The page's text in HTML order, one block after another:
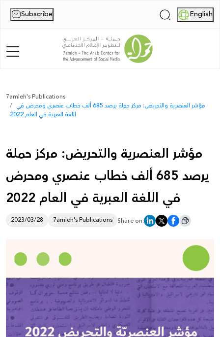
Subscribe | English
Home
About Us
Publications
Reports
Palestine Digital Activism Forum
Report
7amleh's Publications
مؤشر العنصرية والتحريض: مركز حملة يرصد 685 ألف خطاب عنصري ومحرض في
اللغة العبرية في العام 2022
مؤشر العنصرية والتحريض: مركز حملة
يرصد 685 ألف خطاب عنصري ومحرض
في اللغة العبرية في العام 2022
2023/03/28 7amleh's Publications Share on: